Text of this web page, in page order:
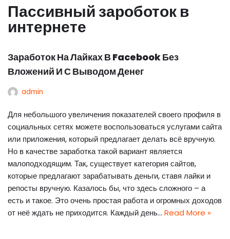
Пассивный зароботок в
интернете
Заработок На Лайках В Facebook Без
Вложений И С Выводом Денег
admin
Для небольшого увеличения показателей своего профиля в
социальных сетях можете воспользоваться услугами сайта
или приложения, который предлагает делать всё вручную.
Но в качестве заработка такой вариант является
малоподходящим. Так, существует категория сайтов,
которые предлагают зарабатывать деньги, ставя лайки и
репосты вручную. Казалось бы, что здесь сложного – а
есть и такое. Это очень простая работа и огромных доходов
от неё ждать не приходится. Каждый день… Read More »